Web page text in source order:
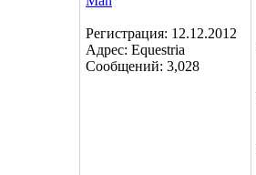
Регистрация: 12.12.2012
Адрес: Equestria
Сообщений: 3,028